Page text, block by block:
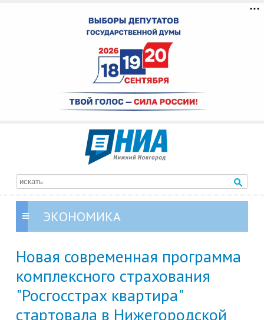
ЭКОНОМИКА
Новая современная программа
комплексного страхования
"Росгосстрах квартира"
стартовала в Нижегородской